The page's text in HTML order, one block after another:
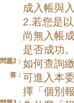
成入帳與
2.若您是
尚無入帳
是否成功
問題2： 如何查詢
答： 可進入本
擇「個別